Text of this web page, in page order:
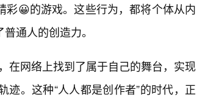
😀的游戏。这些行为，都将个体从内
通人的创造力。
在网络上找到了属于自己的舞台，实现
。这种“人人都是创作者”的时代，正